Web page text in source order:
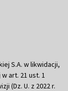
S.A. w likwidacji,
art. 21 ust. 1
(Dz. U. z 2022 r.